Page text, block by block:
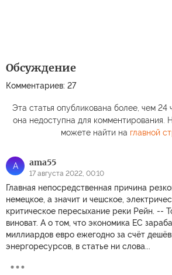
Обсуждение
Комментариев: 27
Эта статья опубликована более, чем 24
она недоступна для комментирования.
можете найти на главной
A ama55
17 августа 2022, 00:10
Главная непосредственная причина
немецкое, а значит и чешское,
критическое пересыхание реки Рейн. --
виноват. А о том, что экономика ЕС
миллиардов евро ежегодно за счёт
энергоресурсов, в статье ни слова...